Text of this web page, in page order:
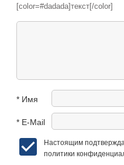
[color=#dadada]текст[/color]
* Имя
* E-Mail
Настоящим
политики